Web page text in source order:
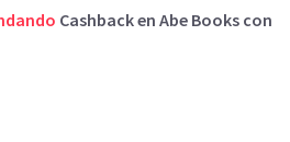
Cashback en Abe Books con